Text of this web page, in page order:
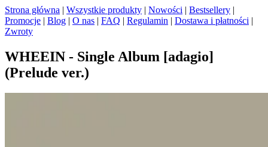
Strona główna | Wszystkie produkty | Nowości | Bestsellery |
Promocje | Blog | O nas | FAQ | Regulamin | Dostawa i płatności |
Zwroty
WHEEIN - Single Album [adagio]
(Prelude ver.)